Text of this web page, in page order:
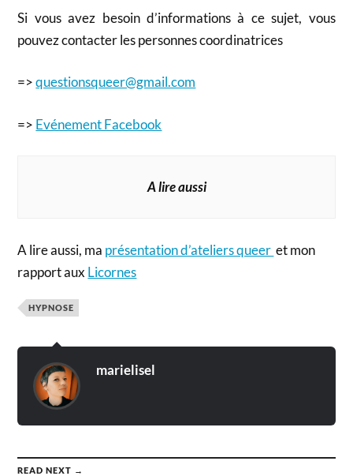
Si vous avez besoin d’informations à ce sujet, vous
pouvez contacter les personnes coordinatrices
=>questionsqueer@gmail.com
=> Evénement Facebook
A lire aussi
A lire aussi, ma présentation d’ateliers queer et mon
rapport aux Licornes
HYPNOSE
marielisel
READ NEXT →